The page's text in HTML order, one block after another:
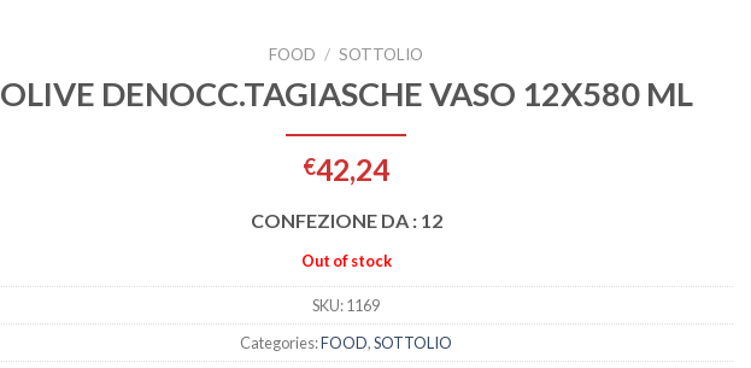
FOOD / SOTTOLIO
OLIVE DENOCC.TAGIASCHE VASO 12X580 ML
€42,24
CONFEZIONE DA : 12
Out of stock
SKU:1169
Categories:FOOD,SOTTOLIO